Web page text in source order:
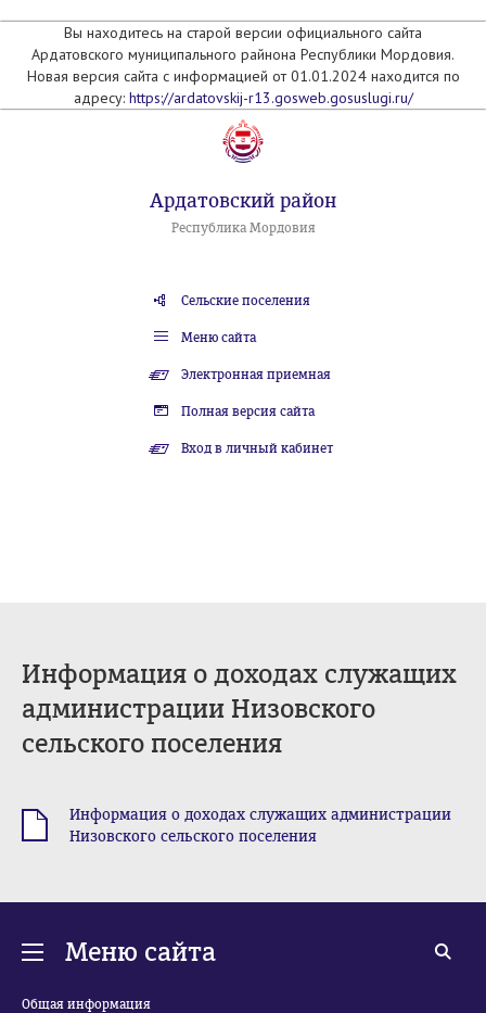
Вы находитесь на старой версии официального сайта
Ардатовского муниципального райнона Республики Мордовия.
Новая версия сайта с информацией от 01.01.2024 находится по
адресу: https://ardatovskij-r13.gosweb.gosuslugi.ru/
Ардатовский район
Республика Мордовия
Сельские поселения
Меню сайта
Электронная приемная
Полная версия сайта
Вход в личный кабинет
Информация о доходах служащих
администрации Низовского
сельского поселения
Информация о доходах служащих администрации
Низовского сельского поселения
Меню сайта
Общая информация